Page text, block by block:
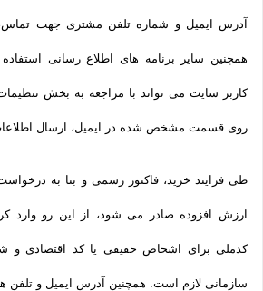
آدرس ایمیل و شماره تلفن مشتری جهت تماس،
همچنین سایر برنامه های اطلاع رسانی
کاربر سایت می تواند با مراجعه به بخش
روی قسمت مشخص شده در ایمیل، ارسال
طی فرایند خرید، فاکتور رسمی و بنا به
ارزش افزوده صادر می شود، از این رو وارد
کدملی برای اشخاص حقیقی یا کد اقتصادی و
سازمانی لازم است. همچنین آدرس ایمیل و تلفن